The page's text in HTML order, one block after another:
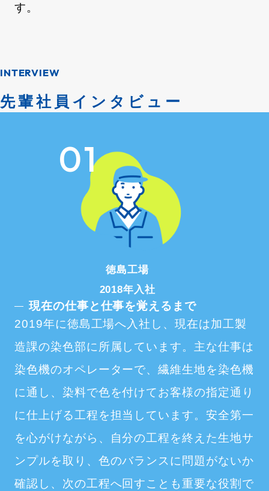
す。
INTERVIEW
先輩社員インタビュー
01
徳島工場
2018年入社
現在の仕事と仕事を覚えるまで
2019年に徳島工場へ入社し、現在は加工製
造課の染色部に所属しています。主な仕事は
染色機のオペレーターで、繊維生地を染色機
に通し、染料で色を付けてお客様の指定通り
に仕上げる工程を担当しています。安全第一
を心がけながら、自分の工程を終えた生地サ
ンプルを取り、色のバランスに問題がないか
確認し、次の工程へ回すことも重要な役割で